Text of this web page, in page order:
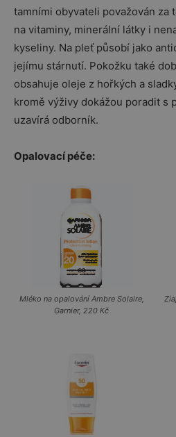
tamními obyvateli považován za
na vitaminy, minerální látky i
kyseliny. Na pleť působí jako
jejímu stárnutí. Pokožku také
obsahuje oleje z hořkých a
kromě výživy dokážou poradit s
uzavírá odborník.
Opalovací péče:
Mléko na opalování Ambre Solaire,
Garnier, 220 Kč